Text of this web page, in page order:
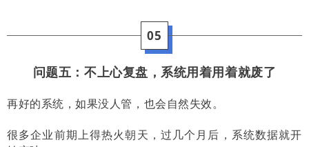
05
问题五：不上心复盘，系统用着用着就废了
再好的系统，如果没人管，也会自然失效。
很多企业前期上得热火朝天，过几个月后，系统数据就开